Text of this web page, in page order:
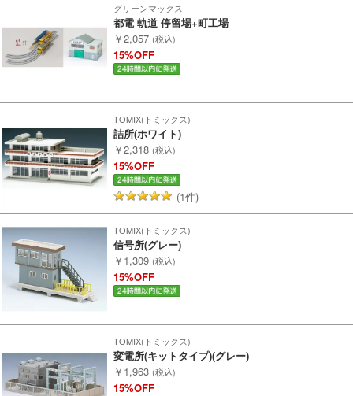
MODEMO(モデモ)
さんけい
天賞堂
セール品・キャンペーン
セール商品
走行エリア別 鉄道模型車両リスト
グリーンマックス
都電 軌道 停留場+町工場
￥2,057 (税込)
15%OFF
TOMIX(トミックス)
詰所(ホワイト)
￥2,318 (税込)
15%OFF
(1件)
TOMIX(トミックス)
信号所(グレー)
￥1,309 (税込)
15%OFF
TOMIX(トミックス)
変電所(キットタイプ)(グレー)
￥1,963 (税込)
15%OFF